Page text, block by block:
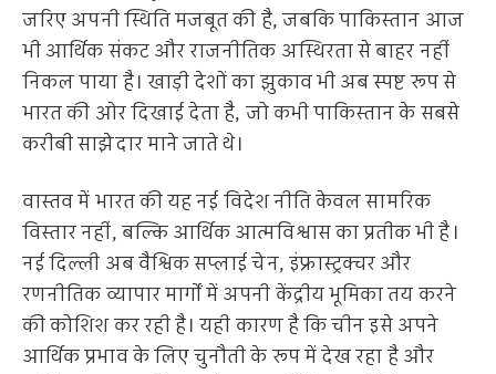
जरिए अपनी स्थिति मजबूत की है, जबकि पाकिस्तान आज
भी आर्थिक संकट और राजनीतिक अस्थिरता से बाहर नहीं
निकल पाया है। खाड़ी देशों का झुकाव भी अब स्पष्ट रूप से
भारत की ओर दिखाई देता है, जो कभी पाकिस्तान के सबसे
करीबी साझेदार माने जाते थे।
वास्तव में भारत की यह नई विदेश नीति केवल सामरिक
विस्तार नहीं, बल्कि आर्थिक आत्मविश्वास का प्रतीक भी है।
नई दिल्ली अब वैश्विक सप्लाई चेन, इंफ्रास्ट्रक्चर और
रणनीतिक व्यापार मार्गों में अपनी केंद्रीय भूमिका तय करने
की कोशिश कर रही है। यही कारण है कि चीन इसे अपने
आर्थिक प्रभाव के लिए चुनौती के रूप में देख रहा है और